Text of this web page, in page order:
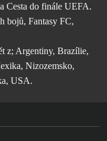
Cesta do finále UEFA.
bojů, Fantasy FC,
z; Argentiny, Brazílie,
Nizozemsko,
USA.